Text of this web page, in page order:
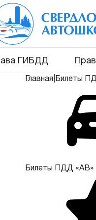
ГИБДД
Главная Билеты
Билеты ПДД «АВ»